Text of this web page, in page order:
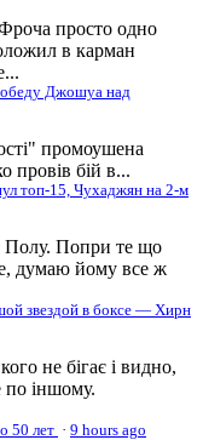
просто одно
в карман
Джошуа над
промоушена
провів бій в...
топ-15, Чухаджян на 2-м
Попри те що
думаю йому все ж
звездой в боксе — Хирн
не бігає і видно,
по іншому.
50 лет · 9 hours ago